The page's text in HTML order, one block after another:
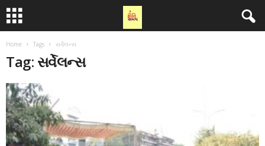
Home Tags સર્વેલન્સ
Tag: સર્વેલન્સ